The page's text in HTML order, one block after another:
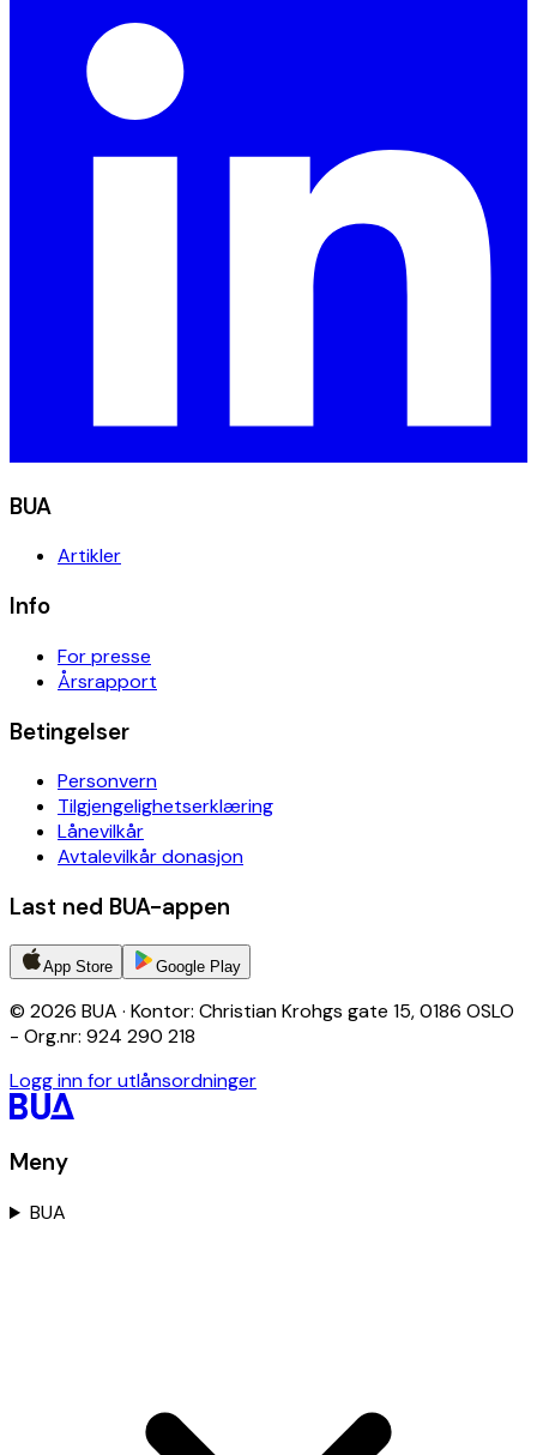
BUA
Artikler
Info
For presse
Årsrapport
Betingelser
Personvern
Tilgjengelighetserklæring
Lånevilkår
Avtalevilkår donasjon
Last ned BUA-appen
App Store Google Play
© 2026 BUA · Kontor: Christian Krohgs gate 15, 0186 OSLO
- Org.nr: 924 290 218
Logg inn for utlånsordninger
Meny
BUA